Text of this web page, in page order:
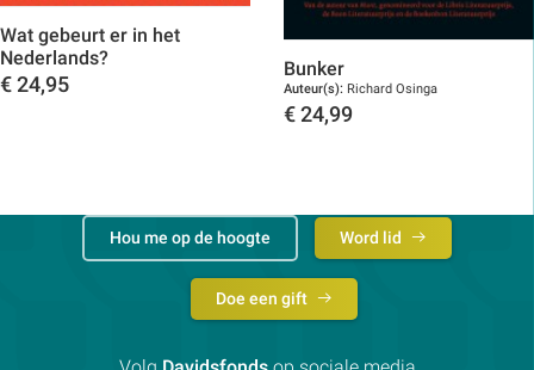
Wat gebeurt er in het
Nederlands?
€ 24,95
Bunker
Auteur(s): Richard Osinga
€ 24,99
Hou me op de hoogte Word lid
Doe een gift